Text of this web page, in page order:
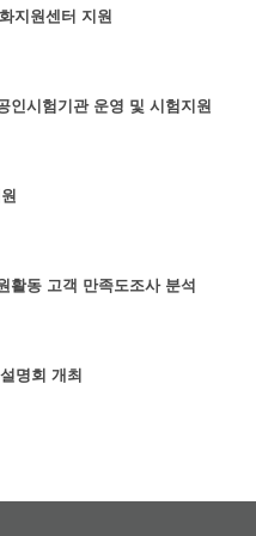
지원센터 지원
인시험기관 운영 및 시험지원
활동 고객 만족도조사 분석
명회 개최